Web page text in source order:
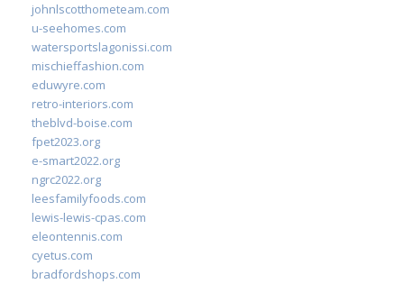
johnlscotthometeam.com
u-seehomes.com
watersportslagonissi.com
mischieffashion.com
eduwyre.com
retro-interiors.com
theblvd-boise.com
fpet2023.org
e-smart2022.org
ngrc2022.org
leesfamilyfoods.com
lewis-lewis-cpas.com
eleontennis.com
cyetus.com
bradfordshops.com